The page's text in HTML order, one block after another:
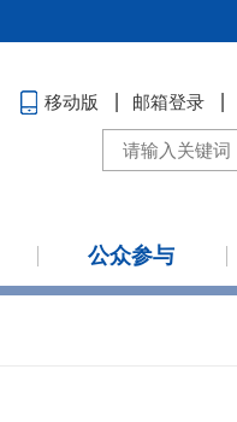
移动版 邮箱登录
公众参与